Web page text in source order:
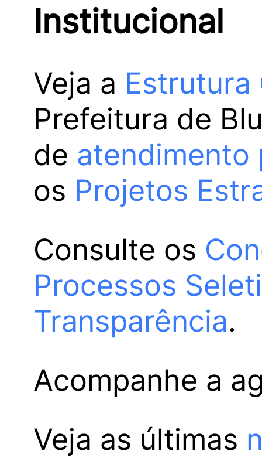
Institucional
Veja a Estrutura
Prefeitura de
de atendimento
os Projetos
Consulte os
Processos
Transparência.
Acompanhe a
Veja as últimas